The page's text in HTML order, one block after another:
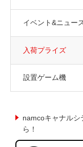
イベント&ニュー
入荷プライズ
設置ゲーム機
namcoキャナルシ
ら！